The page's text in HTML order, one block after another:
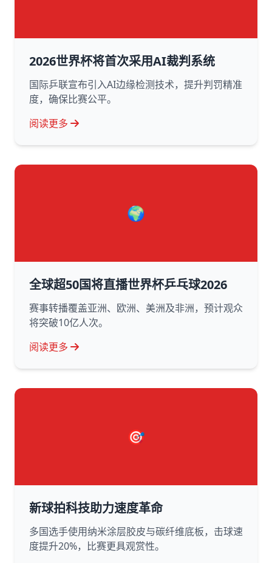
2026世界杯将首次采用AI裁判系统
国际乒联宣布引入AI边缘检测技术，提升判罚精准
度，确保比赛公平。
阅读更多
🌍
全球超50国将直播世界杯乒乓球2026
赛事转播覆盖亚洲、欧洲、美洲及非洲，预计观众
将突破10亿人次。
阅读更多
🎯
新球拍科技助力速度革命
多国选手使用纳米涂层胶皮与碳纤维底板，击球速
度提升20%，比赛更具观赏性。